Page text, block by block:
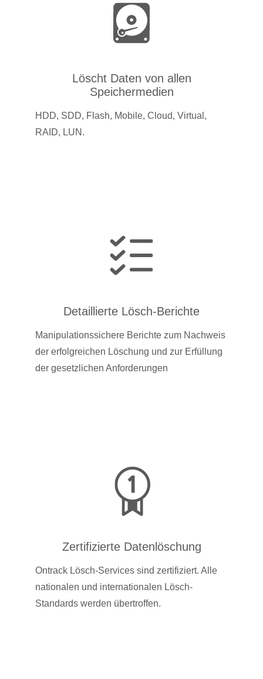
Löscht Daten von allen
Speichermedien
HDD, SDD, Flash, Mobile, Cloud, Virtual,
RAID, LUN.
Detaillierte Lösch-Berichte
Manipulationssichere Berichte zum Nachweis
der erfolgreichen Löschung und zur Erfüllung
der gesetzlichen Anforderungen
Zertifizierte Datenlöschung
Ontrack Lösch-Services sind zertifiziert. Alle
nationalen und internationalen Lösch-
Standards werden übertroffen.